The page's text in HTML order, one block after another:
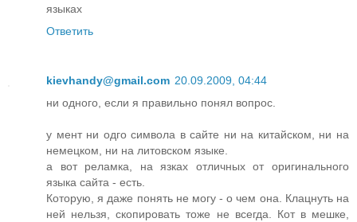
языках
Ответить
kievhandy@gmail.com 20.09.2009, 04:44
ни одного, если я правильно понял вопрос.
у мент ни одго символа в сайте ни на китайском, ни на
немецком, ни на литовском языке.
а вот реламка, на язках отличных от оригинального
языка сайта - есть.
Которую, я даже понять не могу - о чем она. Клацнуть на
ней нельзя, скопировать тоже не всегда. Кот в мешке,